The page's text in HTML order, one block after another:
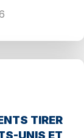
TIRER
UNIS ET